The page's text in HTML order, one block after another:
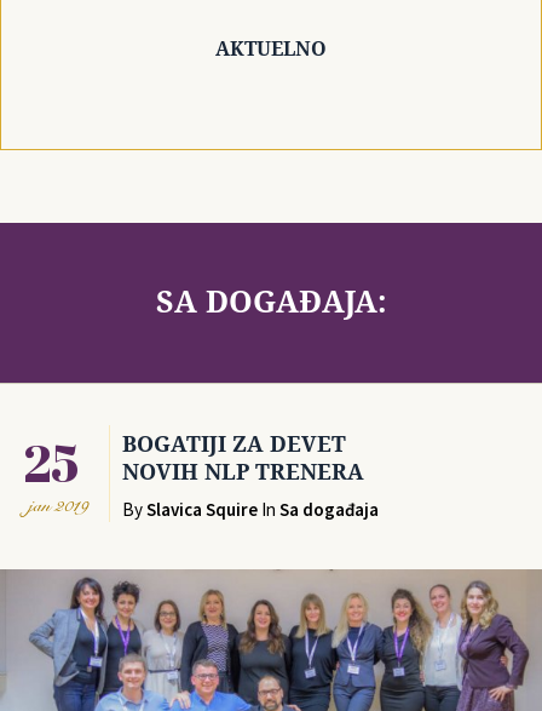
AKTUELNO
SA DOGAĐAJA:
25
jan2019
BOGATIJI ZA DEVET
NOVIH NLP TRENERA
BySlavica Squire In Sa događaja